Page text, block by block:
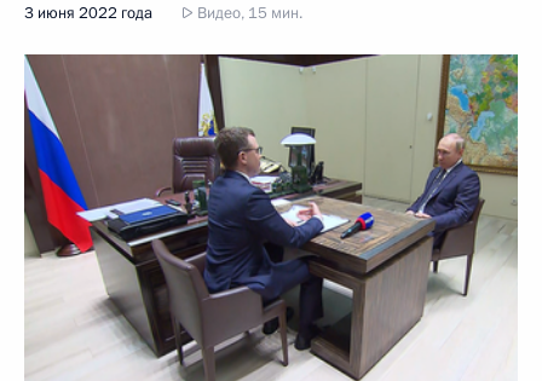
3 июня 2022 года Видео, 15 мин.